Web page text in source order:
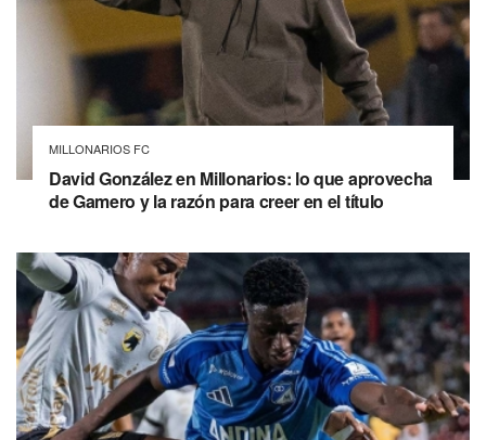
MILLONARIOS FC
David González en Millonarios: lo que aprovecha
de Gamero y la razón para creer en el título